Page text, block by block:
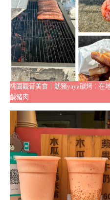
桃園觀音美食｜魷豬yaya碳烤：在
鹹豬肉